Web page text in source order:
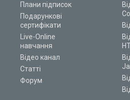
Плани підписок
Подарункові
сертифікати
Live-Online
навчання
Відео канал
Статті
Форум